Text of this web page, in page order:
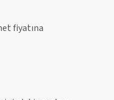
fiyatına